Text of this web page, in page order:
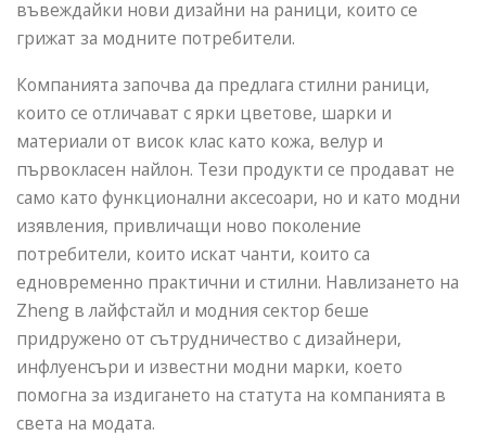
въвеждайки нови дизайни на раници, които се
грижат за модните потребители.
Компанията започва да предлага стилни раници,
които се отличават с ярки цветове, шарки и
материали от висок клас като кожа, велур и
първокласен найлон. Тези продукти се продават не
само като функционални аксесоари, но и като модни
изявления, привличащи ново поколение
потребители, които искат чанти, които са
едновременно практични и стилни. Навлизането на
Zheng в лайфстайл и модния сектор беше
придружено от сътрудничество с дизайнери,
инфлуенсъри и известни модни марки, което
помогна за издигането на статута на компанията в
света на модата.